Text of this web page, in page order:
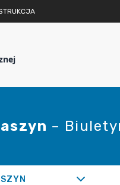
–